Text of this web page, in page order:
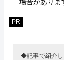
場合がありま
PR
◆記事で紹介し